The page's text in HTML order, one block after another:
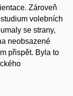
Zároveň
volebních
se strany,
neobsazené
přispět. Byla to